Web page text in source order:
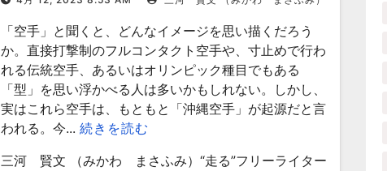
「空手」と聞くと、どんなイメージを思い描くだろう
か。直接打撃制のフルコンタクト空手や、寸止めで行わ
れる伝統空手、あるいはオリンピック種目でもある
「型」を思い浮かべる人は多いかもしれない。しかし、
実はこれら空手は、もともと「沖縄空手」が起源だと言
われる。今... 続きを読む
三河 賢文 （みかわ まさふみ）“走る”フリーライター